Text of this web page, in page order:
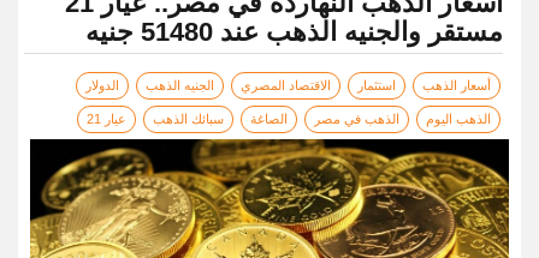
مستقر والجنيه الذهب عند 51480 جنيه
أسعار الذهب استثمار الاقتصاد المصري الجنيه الذهب الدولار
الذهب اليوم الذهب في مصر الصاغة سبائك الذهب عيار 21